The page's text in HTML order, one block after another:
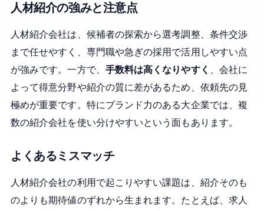
人材紹介の強みと注意点
人材紹介会社は、候補者の探索から選考調整、条件交渉
まで任せやすく、専門職や急ぎの採用で活用しやすい点
が強みです。一方で、 手数料は高くなりやすく 、会社に
よって得意分野や紹介の質に差があるため、依頼先の見
極めが重要です。特にブランド力のある大企業では、複
数の紹介会社を使い分けやすいという面もあります。
よくあるミスマッチ
人材紹介会社の利用で起こりやすい課題は、紹介そのも
のよりも期待値のずれから生まれます。たとえば、求人